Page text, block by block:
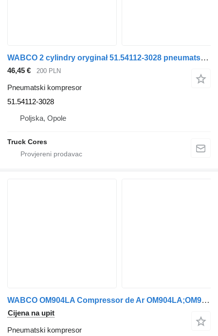
WABCO 2 cylindry oryginał 51.54112-3028 pneumatski kompresor za MAN TGA 51.54112-3028 kamiona
46,45 € 200 PLN
Pneumatski kompresor
51.54112-3028
Poljska, Opole
Truck Cores
WABCO OM904LA Compressor de Ar OM904LA;OM906LA A0004301215 pneumatski kompresor za Mercedes-Benz kamiona
Cijena na upit
Pneumatski kompresor